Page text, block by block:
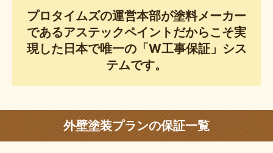
プロタイムズの運営本部が塗料メーカー
であるアステックペイントだからこそ実
現した日本で唯一の「W工事保証」シス
テムです。
外壁塗装プランの保証一覧